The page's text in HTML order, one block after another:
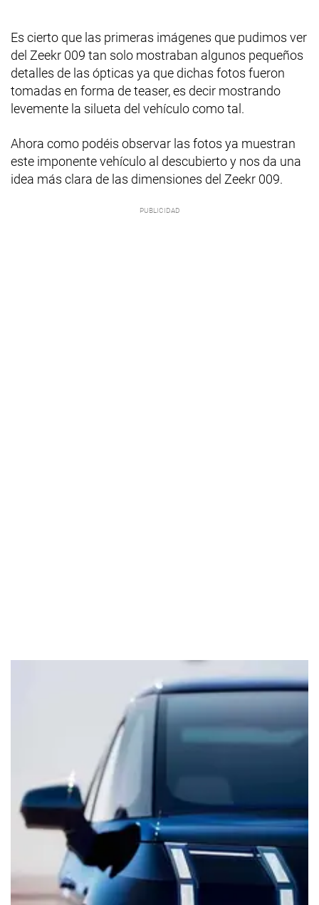
Es cierto que las primeras imágenes que pudimos ver
del Zeekr 009 tan solo mostraban algunos pequeños
detalles de las ópticas ya que dichas fotos fueron
tomadas en forma de teaser, es decir mostrando
levemente la silueta del vehículo como tal.
Ahora como podéis observar las fotos ya muestran
este imponente vehículo al descubierto y nos da una
idea más clara de las dimensiones del Zeekr 009.